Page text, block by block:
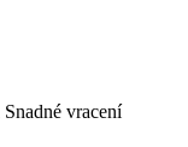
Snadné vracení